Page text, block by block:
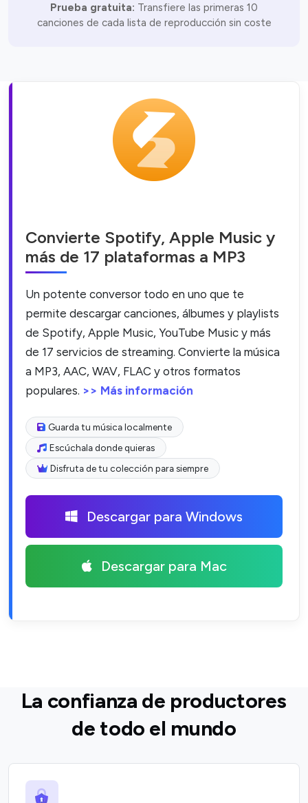
Prueba gratuita: Transfiere las primeras 10
canciones de cada lista de reproducción sin coste
Convierte Spotify, Apple Music y
más de 17 plataformas a MP3
Un potente conversor todo en uno que te
permite descargar canciones, álbumes y playlists
de Spotify, Apple Music, YouTube Music y más
de 17 servicios de streaming. Convierte la música
a MP3, AAC, WAV, FLAC y otros formatos
populares. >> Más información
Guarda tu música localmente
Escúchala donde quieras
Disfruta de tu colección para siempre
Descargar para Windows
Descargar para Mac
La confianza de productores
de todo el mundo